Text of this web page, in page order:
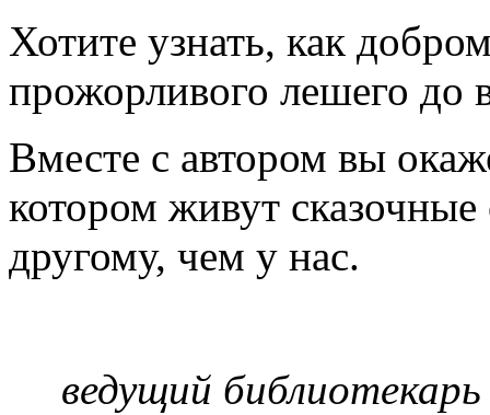
Хотите узнать, как
прожорливого лешего до
Вместе с автором вы
котором живут сказочные
другому, чем у нас.
ведущий